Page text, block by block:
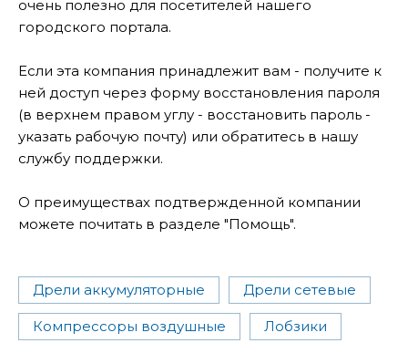
очень полезно для посетителей нашего
городского портала.
Если эта компания принадлежит вам - получите к
ней доступ через форму восстановления пароля
(в верхнем правом углу - восстановить пароль -
указать рабочую почту) или обратитесь в нашу
службу поддержки.
О преимуществах подтвержденной компании
можете почитать в разделе "Помощь".
Дрели аккумуляторные Дрели сетевые
Компрессоры воздушные Лобзики